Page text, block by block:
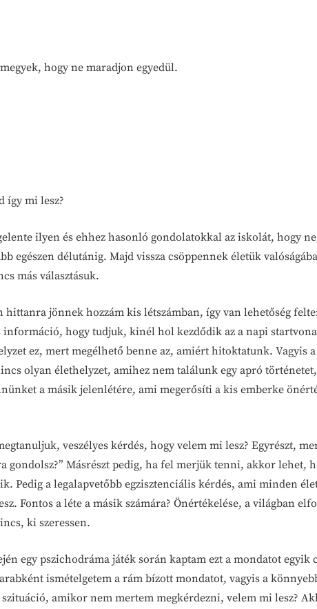
hogy ne maradjon egyedül.
így mi lesz?
ilyen és ehhez hasonló gondolatokkal az iskolát, hogy
egészen délutánig. Majd vissza csöppennek életük
más választásuk.
hittanra jönnek hozzám kis létszámban, így van lehetőség
hogy tudjuk, kinél hol kezdődik az a napi
ez, mert megélhető benne az, amiért hitoktatunk.
olyan élethelyzet, amihez nem találunk egy apró
a másik jelenlétére, ami megerősíti a kis emberke
veszélyes kérdés, hogy velem mi lesz? Egyrészt,
gondolsz?” Másrészt pedig, ha fel merjük tenni, akkor lehet,
Pedig a legalapvetőbb egzisztenciális kérdés, ami minden
Fontos a léte a másik számára? Önértékelése, a világban
ki szeressen.
egy pszichodráma játék során kaptam ezt a mondatot egyik
ismételgetem a rám bízott mondatot, vagyis a
amikor nem mertem megkérdezni, velem mi lesz?